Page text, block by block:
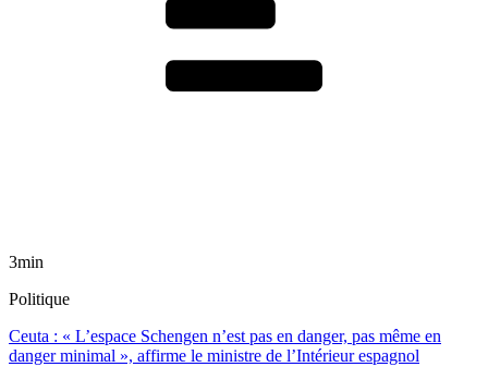
3min
Politique
Ceuta : « L’espace Schengen n’est pas en danger, pas même en
danger minimal », affirme le ministre de l’Intérieur espagnol